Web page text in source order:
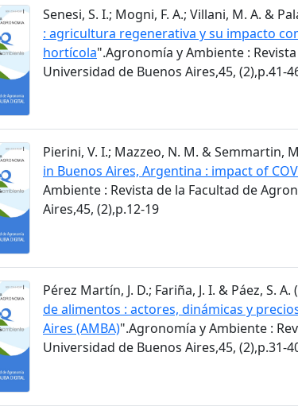
Senesi, S. I.; Mogni, F. A.; Villani, M. A. &
: agricultura regenerativa y su impacto
hortícola".Agronomía y Ambiente :
Universidad de Buenos Aires,45, (2),p.41-
Pierini, V. I.; Mazzeo, N. M. & Semmartin,
in Buenos Aires, Argentina : impact of
Ambiente : Revista de la Facultad de
Aires,45, (2),p.12-19
Pérez Martín, J. D.; Fariña, J. I. & Páez, S. A.
de alimentos : actores, dinámicas y
Aires (AMBA)".Agronomía y Ambiente :
Universidad de Buenos Aires,45, (2),p.31-